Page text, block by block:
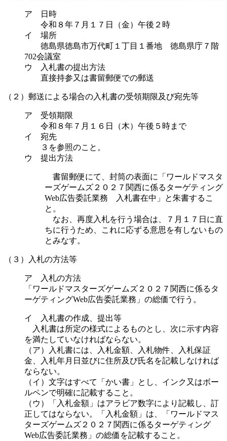
ア 日時
令和８年７月１７日（金）午後２時
イ 場所
徳島県徳島市万代町１丁目１番地 徳島県庁７階
702会議室
ウ 入札書の提出方法
直接持参又は書留郵便での郵送
（２）郵送による場合の入札書の受領期限及び宛先等
ア 受領期限
令和８年７月１６日（木）午後５時まで
イ 宛先
３を参照のこと。
ウ 提出方法
書留郵便にて、封筒の表面に「ワールドマスタ
ーズゲームズ２０２７関西に係るターゲティング
Web広告委託業務 入札書在中」と朱書するこ
と。
なお、再度入札を行う場合は、７月１７日に直
ちに行うため、これに応ずる意思を有しないもの
とみなす。
（３）入札の方法等
ア 入札の方法
「ワールドマスターズゲームズ２０２７関西に係るタ
ーゲティングWeb広告委託業務」の総価で行う。
イ 入札書の作成、提出等
入札書は所定の様式によるものとし、次に示す内容
を満たしていなければならない。
（ア）入札書には、入札金額、入札物件、入札保証
金、入札年月日並びに住所及び氏名を記載しなければ
ならない。
（イ）文字はすべて「かい書」とし、インク又はボー
ルペンで明確に記載すること。
（ウ）「入札金額」はアラビア数字により記載し、訂
正してはならない。「入札金額」は、「ワールドマス
ターズゲームズ２０２７関西に係るターゲティング
Web広告委託業務」の総価を記載すること。